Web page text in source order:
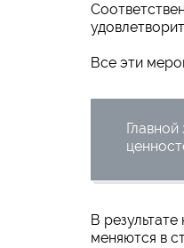
Все эти
В
меняются в